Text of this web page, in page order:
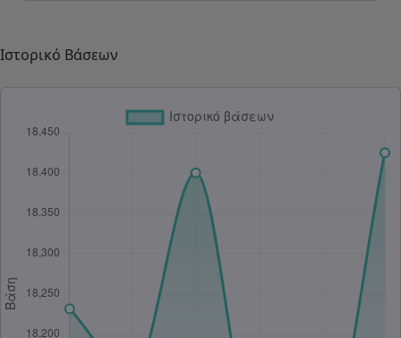
Ιστορικό Βάσεων